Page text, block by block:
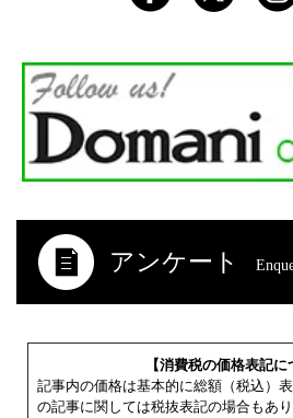
アンケート
【消費税の価格表記に
記事内の価格は基本的に総額（税込）
の記事に関しては税抜表記の場合もあり